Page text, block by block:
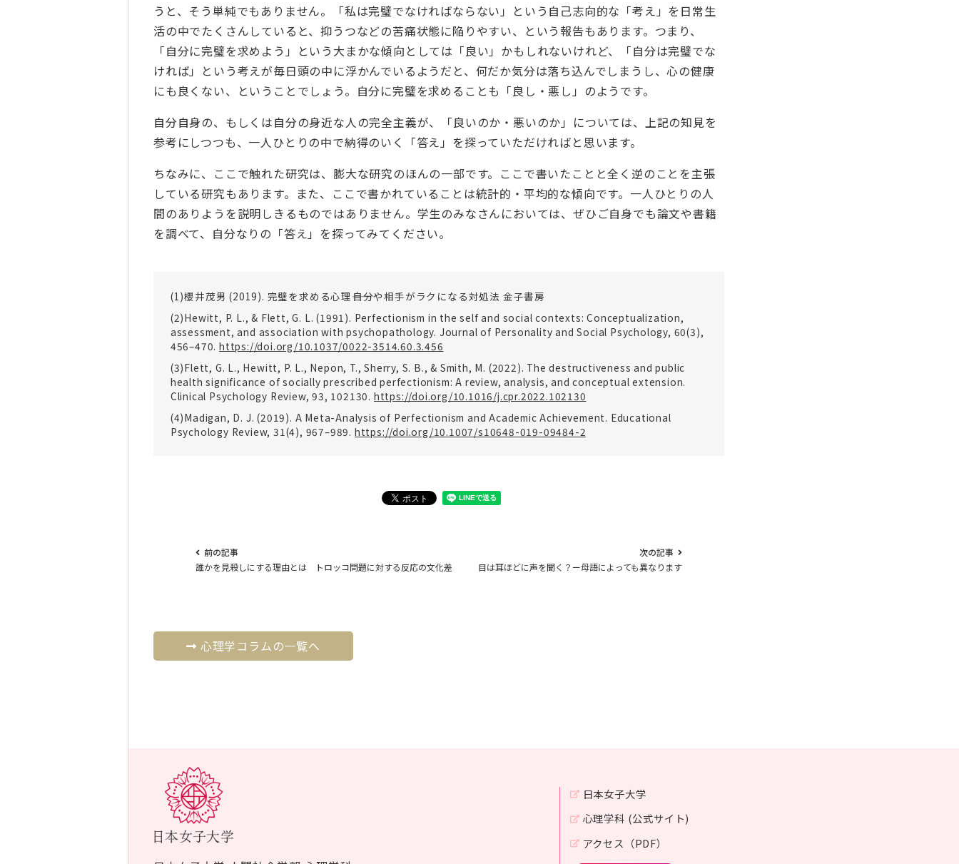
うと、そう単純でもありません。「私は完璧でなければならない」という自己志向的な「考え」を日常生
活の中でたくさんしていると、抑うつなどの苦痛状態に陥りやすい、という報告もあります。つまり、
「自分に完璧を求めよう」という大まかな傾向としては「良い」かもしれないけれど、「自分は完璧でな
ければ」という考えが毎日頭の中に浮かんでいるようだと、何だか気分は落ち込んでしまうし、心の健康
にも良くない、ということでしょう。自分に完璧を求めることも「良し・悪し」のようです。
自分自身の、もしくは自分の身近な人の完全主義が、「良いのか・悪いのか」については、上記の知見を
参考にしつつも、一人ひとりの中で納得のいく「答え」を探っていただければと思います。
ちなみに、ここで触れた研究は、膨大な研究のほんの一部です。ここで書いたことと全く逆のことを主張
している研究もあります。また、ここで書かれていることは統計的・平均的な傾向です。一人ひとりの人
間のありようを説明しきるものではありません。 学生のみなさんにおいては、ぜひご自身でも論文や書籍
を調べて、自分なりの「答え」を探ってみてください。
(1)櫻井茂男 (2019). 完璧を求める心理――自分や相手がラクになる対処法 金子書房
(2)Hewitt, P. L., & Flett, G. L. (1991). Perfectionism in the self and social contexts: Conceptualization,
assessment, and association with psychopathology. Journal of Personality and Social Psychology, 60(3),
456–470. https://doi.org/10.1037/0022-3514.60.3.456
(3)Flett, G. L., Hewitt, P. L., Nepon, T., Sherry, S. B., & Smith, M. (2022). The destructiveness and public
health significance of socially prescribed perfectionism: A review, analysis, and conceptual extension.
Clinical Psychology Review, 93, 102130. https://doi.org/10.1016/j.cpr.2022.102130
(4)Madigan, D. J. (2019). A Meta-Analysis of Perfectionism and Academic Achievement. Educational
Psychology Review, 31(4), 967–989. https://doi.org/10.1007/s10648-019-09484-2
前の記事
誰かを見殺しにする理由とは トロッコ問題に対する反応の文化差
次の記事
目は耳ほどに声を聞く？ー母語によっても異なります
心理学コラムの一覧へ
日本女子大学
心理学科 (公式サイト)
アクセス（PDF）